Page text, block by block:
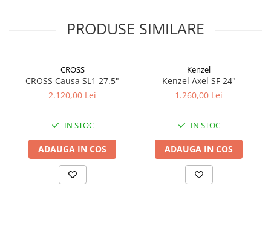
PRODUSE SIMILARE
CROSS
CROSS Causa SL1 27.5"
2.120,00 Lei
IN STOC
ADAUGA IN COS
Kenzel
Kenzel Axel SF 24"
1.260,00 Lei
IN STOC
ADAUGA IN COS